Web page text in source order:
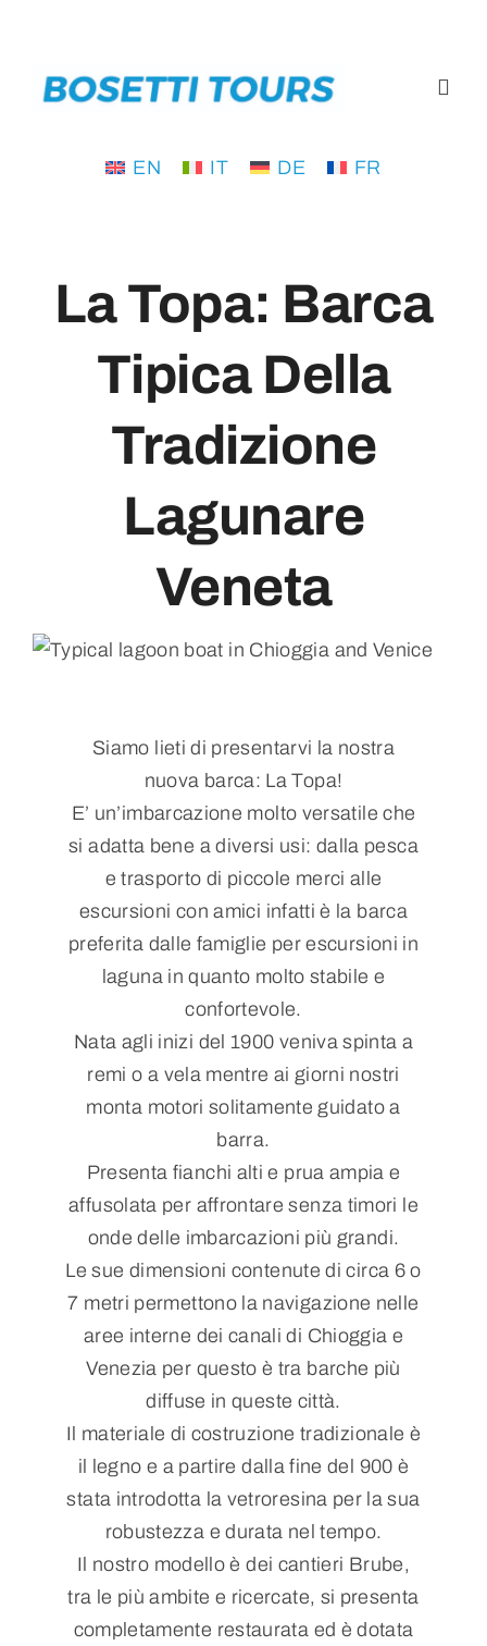
contenuto
Dove siamo
Chi Siamo
EN IT DE FR
La Topa: Barca
Tipica Della
Tradizione
Lagunare
Veneta
Siamo lieti di presentarvi la nostra
nuova barca: La Topa!
E’ un’imbarcazione molto versatile che
si adatta bene a diversi usi: dalla pesca
e trasporto di piccole merci alle
escursioni con amici infatti è la barca
preferita dalle famiglie per escursioni in
laguna in quanto molto stabile e
confortevole.
Nata agli inizi del 1900 veniva spinta a
remi o a vela mentre ai giorni nostri
monta motori solitamente guidato a
barra.
Presenta fianchi alti e prua ampia e
affusolata per affrontare senza timori le
onde delle imbarcazioni più grandi.
Le sue dimensioni contenute di circa 6 o
7 metri permettono la navigazione nelle
aree interne dei canali di Chioggia e
Venezia per questo è tra barche più
diffuse in queste città.
Il materiale di costruzione tradizionale è
il legno e a partire dalla fine del 900 è
stata introdotta la vetroresina per la sua
robustezza e durata nel tempo.
Il nostro modello è dei cantieri Brube,
tra le più ambite e ricercate, si presenta
completamente restaurata ed è dotata